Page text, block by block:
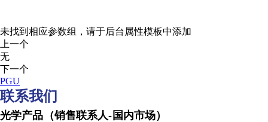
未找到相应参数组，请于后台属性模板中添加
上一个
无
下一个
PGU
联系我们
光学产品（销售联系人-国内市场）